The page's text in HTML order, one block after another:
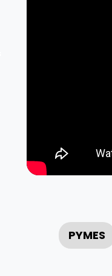
PYMES